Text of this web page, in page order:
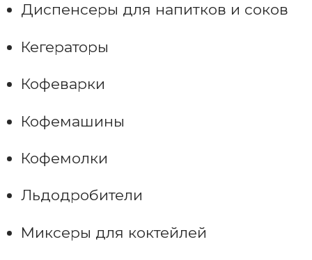
Диспенсеры для напитков и соков
Кегераторы
Кофеварки
Кофемашины
Кофемолки
Льдодробители
Миксеры для коктейлей